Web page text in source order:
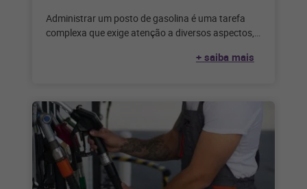
Administrar um posto de gasolina é uma tarefa
complexa que exige atenção a diversos aspectos,
+ saiba mais